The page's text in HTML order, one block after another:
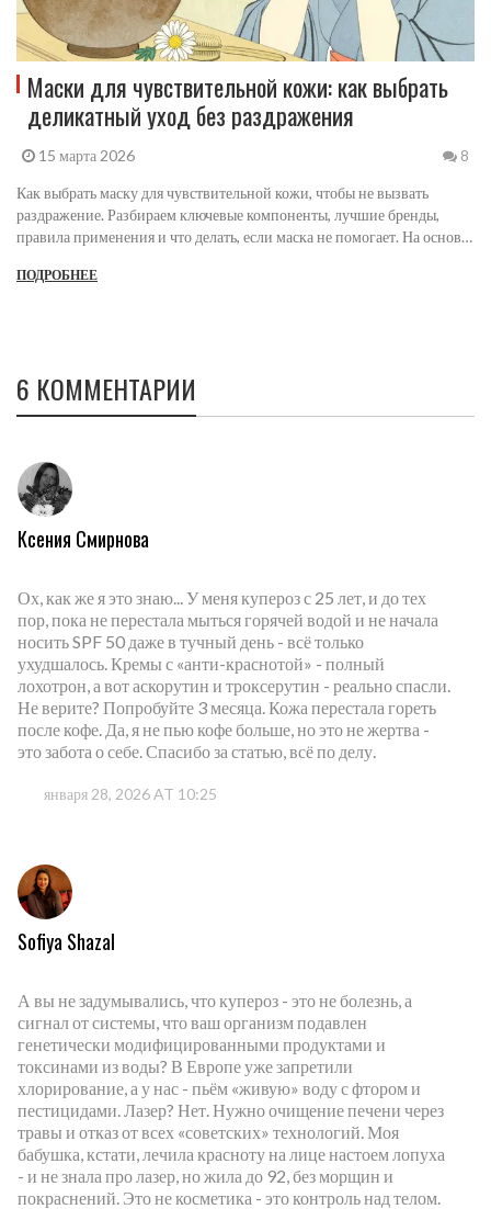
Маски для чувствительной кожи: как выбрать
деликатный уход без раздражения
15 марта 2026 8
Как выбрать маску для чувствительной кожи, чтобы не вызвать
раздражение. Разбираем ключевые компоненты, лучшие бренды,
правила применения и что делать, если маска не помогает. На основе
ПОДРОБНЕЕ
6 КОММЕНТАРИИ
Ксения Смирнова
Ох, как же я это знаю... У меня купероз с 25 лет, и до тех
пор, пока не перестала мыться горячей водой и не начала
носить SPF 50 даже в тучный день - всё только
ухудшалось. Кремы с «анти-краснотой» - полный
лохотрон, а вот аскорутин и троксерутин - реально спасли.
Не верите? Попробуйте 3 месяца. Кожа перестала гореть
после кофе. Да, я не пью кофе больше, но это не жертва -
это забота о себе. Спасибо за статью, всё по делу.
января 28, 2026 AT 10:25
Sofiya Shazal
А вы не задумывались, что купероз - это не болезнь, а
сигнал от системы, что ваш организм подавлен
генетически модифицированными продуктами и
токсинами из воды? В Европе уже запретили
хлорирование, а у нас - пьём «живую» воду с фтором и
пестицидами. Лазер? Нет. Нужно очищение печени через
травы и отказ от всех «советских» технологий. Моя
бабушка, кстати, лечила красноту на лице настоем лопуха
- и не знала про лазер, но жила до 92, без морщин и
покраснений. Это не косметика - это контроль над телом.